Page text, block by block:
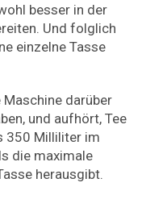
besser in der
Und folglich
einzelne Tasse
darüber
und aufhört, Tee
350 Milliliter im
die maximale
herausgibt.